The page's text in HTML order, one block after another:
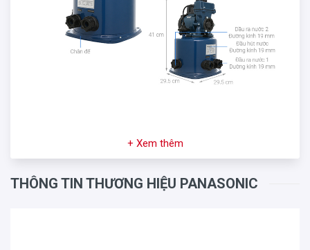
+ Xem thêm
THÔNG TIN THƯƠNG HIỆU PANASONIC